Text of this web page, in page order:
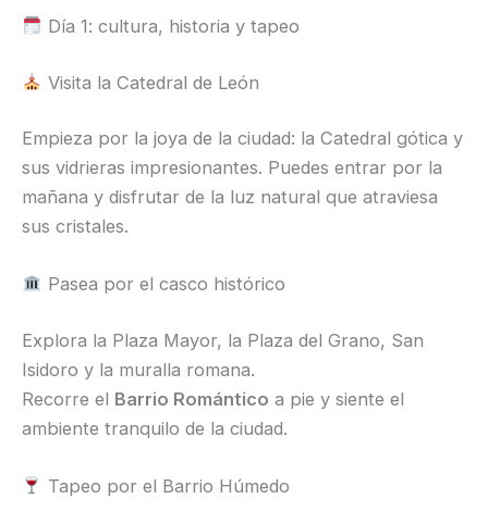
Día 1: cultura, historia y tapeo
Visita la Catedral de León
Empieza por la joya de la ciudad: la Catedral gótica y
sus vidrieras impresionantes. Puedes entrar por la
mañana y disfrutar de la luz natural que atraviesa
sus cristales.
Pasea por el casco histórico
Explora la Plaza Mayor, la Plaza del Grano, San
Isidoro y la muralla romana.
Recorre el Barrio Romántico a pie y siente el
ambiente tranquilo de la ciudad.
Tapeo por el Barrio Húmedo